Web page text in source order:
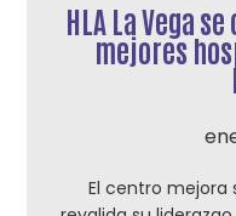
HLA La Vega
mejores
El centro mejora